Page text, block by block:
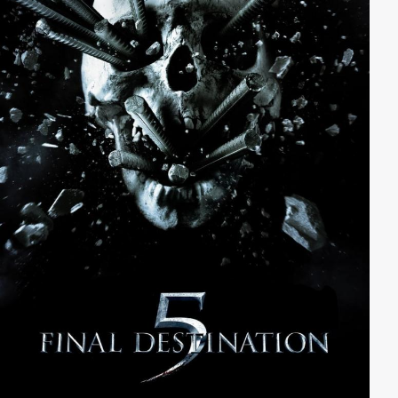
Flugzeugs herausfinden kann, fliegt seine Tarnung auf
- woran der chaotische Kelly nicht ganz unschuldig ist.